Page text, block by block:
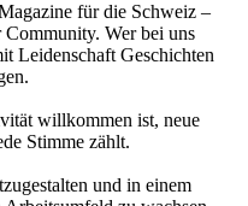
für die Schweiz –
Wer bei uns
Leidenschaft Geschichten
willkommen ist, neue
Stimme zählt.
und in einem